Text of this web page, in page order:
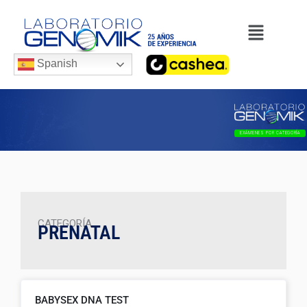
contenido
Menú
Spanish
EXÁMENES POR CATEGORÍA
CATEGORÍA
PRENATAL
BABYSEX DNA TEST